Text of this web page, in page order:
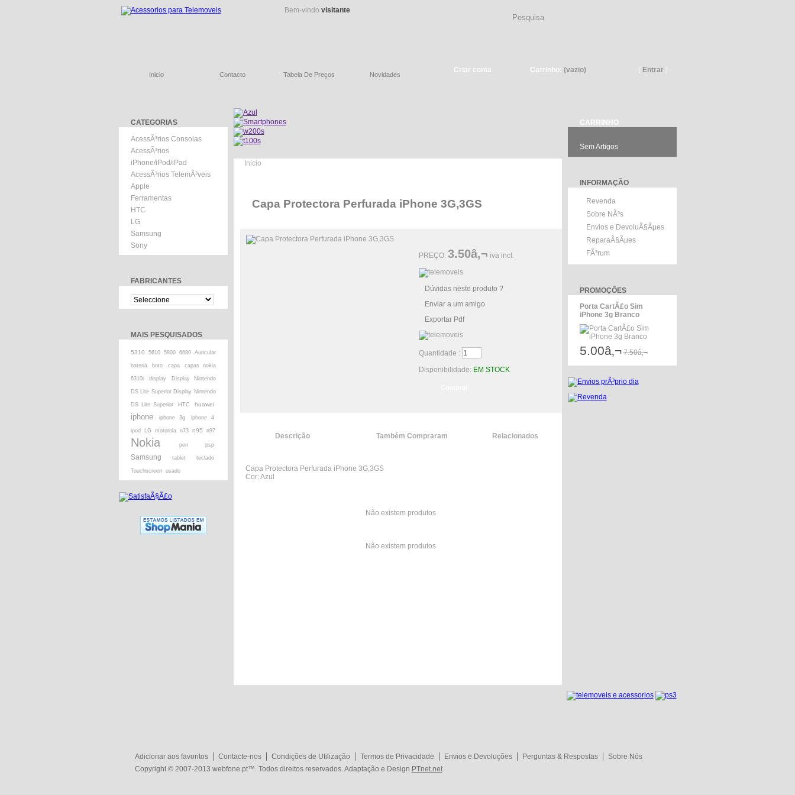
Bem-vindo visitante
Inicio Contacto Tabela De Preços Novidades
Criar conta Carrinho: (vazio) ( Entrar)
CATEGORIAS
AcessÃ³rios Consolas
AcessÃ³rios
iPhone/iPod/iPad
AcessÃ³rios TelemÃ³veis
Apple
Ferramentas
HTC
LG
Samsung
Sony
FABRICANTES
MAIS PESQUISADOS
5310 5610 5800 6680 Auricular
bateria boto capa capas nokia
6310i display Display Nintendo
DS Lite Superior Display Nintendo
DS Lite Superior HTC huawei
iphone iphone 3g iphone 4
ipod LG motorola n73 n95 n97
Nokia pen psp
Samsung tablet teclado
Touchscreen usado
Inicio
Capa Protectora Perfurada iPhone 3G,3GS
PREÇO: 3.50â‚¬ iva incl.
Dúvidas neste produto ?
Enviar a um amigo
Exportar Pdf
Quantidade :
Disponibilidade: EM STOCK
Descrição Também Compraram Relacionados
Capa Protectora Perfurada iPhone 3G,3GS
Cor: Azul
Não existem produtos
Não existem produtos
CARRINHO
Sem Artigos
INFORMAÇÃO
Revenda
Sobre NÃ³s
Envios e DevoluÃ§Ãµes
ReparaÃ§Ãµes
FÃ³rum
PROMOÇÕES
Porta CartÃ£o Sim
iPhone 3g Branco
5.00â‚¬ 7.50â‚¬
Adicionar aos favoritos Contacte-nos Condições de Utilização Termos de Privacidade Envios e Devoluções Perguntas & Respostas
Sobre Nós
Copyright © 2007-2013 webfone.pt™. Todos direitos reservados. Adaptação e Design PTnet.net